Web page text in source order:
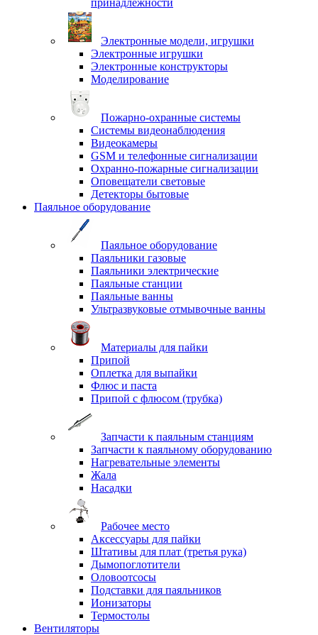
принадлежности
Электронные модели, игрушки
Электронные игрушки
Электронные конструкторы
Моделирование
Пожарно-охранные системы
Системы видеонаблюдения
Видеокамеры
GSM и телефонные сигнализации
Охранно-пожарные сигнализации
Оповещатели световые
Детекторы бытовые
Паяльное оборудование
Паяльное оборудование
Паяльники газовые
Паяльники электрические
Паяльные станции
Паяльные ванны
Ультразвуковые отмывочные ванны
Материалы для пайки
Припой
Оплетка для выпайки
Флюс и паста
Припой с флюсом (трубка)
Запчасти к паяльным станциям
Запчасти к паяльному оборудованию
Нагревательные элементы
Жала
Насадки
Рабочее место
Аксессуары для пайки
Штативы для плат (третья рука)
Дымопоглотители
Оловоотсосы
Подставки для паяльников
Ионизаторы
Термостолы
Вентиляторы